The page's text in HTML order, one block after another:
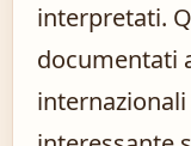
interpretati.
documentati